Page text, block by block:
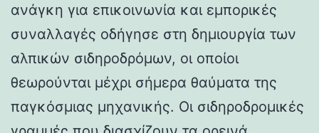
ανάγκη για επικοινωνία και εμπορικές
συναλλαγές οδήγησε στη δημιουργία των
αλπικών σιδηροδρόμων, οι οποίοι
θεωρούνται μέχρι σήμερα θαύματα της
παγκόσμιας μηχανικής. Οι σιδηροδρομικές